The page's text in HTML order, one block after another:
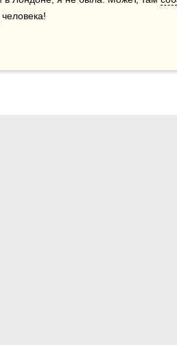
человека!